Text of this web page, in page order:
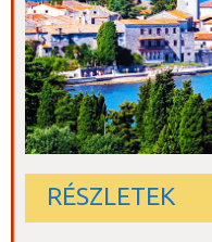
RÉSZLETEK